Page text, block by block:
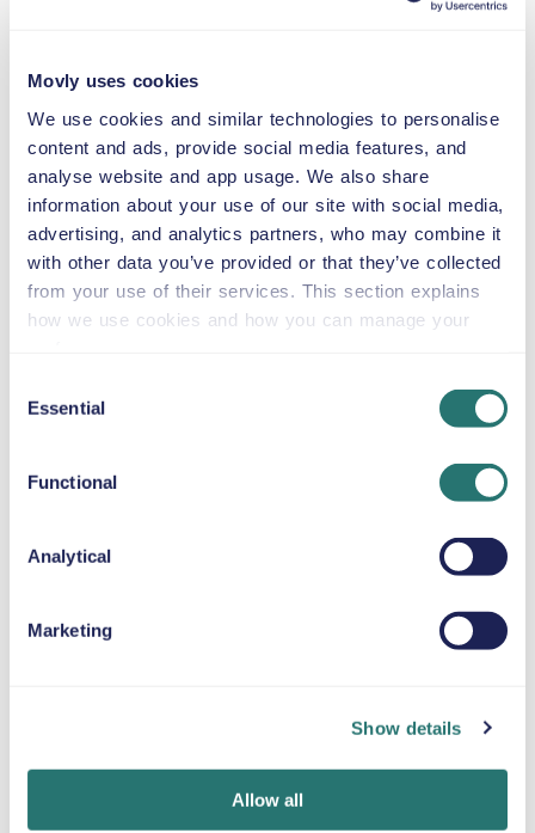
Movly uses cookies
We use cookies and similar technologies to personalise
content and ads, provide social media features, and
analyse website and app usage. We also share
information about your use of our site with social media,
advertising, and analytics partners, who may combine it
with other data you’ve provided or that they’ve collected
from your use of their services. This section explains
how we use cookies and how you can manage your
Selection
Essential
Functional
Analytical
Marketing
Show details
Allow all
NASCIDOS
2,5–13 kg
CADEIRA AUTO PARA CRIANÇAS
PEQUENAS
9–18 kg
ASSENTO ELEVATÓRIO
CORRENTES PARA A NEVE
com a app Movly.
online
Carregue os seus